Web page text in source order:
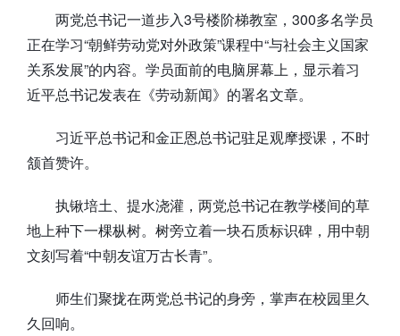
两党总书记一道步入3号楼阶梯教室，300多名学员
正在学习“朝鲜劳动党对外政策”课程中“与社会主义国家
关系发展”的内容。学员面前的电脑屏幕上，显示着习
近平总书记发表在《劳动新闻》的署名文章。
习近平总书记和金正恩总书记驻足观摩授课，不时
颔首赞许。
执锹培土、提水浇灌，两党总书记在教学楼间的草
地上种下一棵枞树。树旁立着一块石质标识碑，用中朝
文刻写着“中朝友谊万古长青”。
师生们聚拢在两党总书记的身旁，掌声在校园里久
久回响。